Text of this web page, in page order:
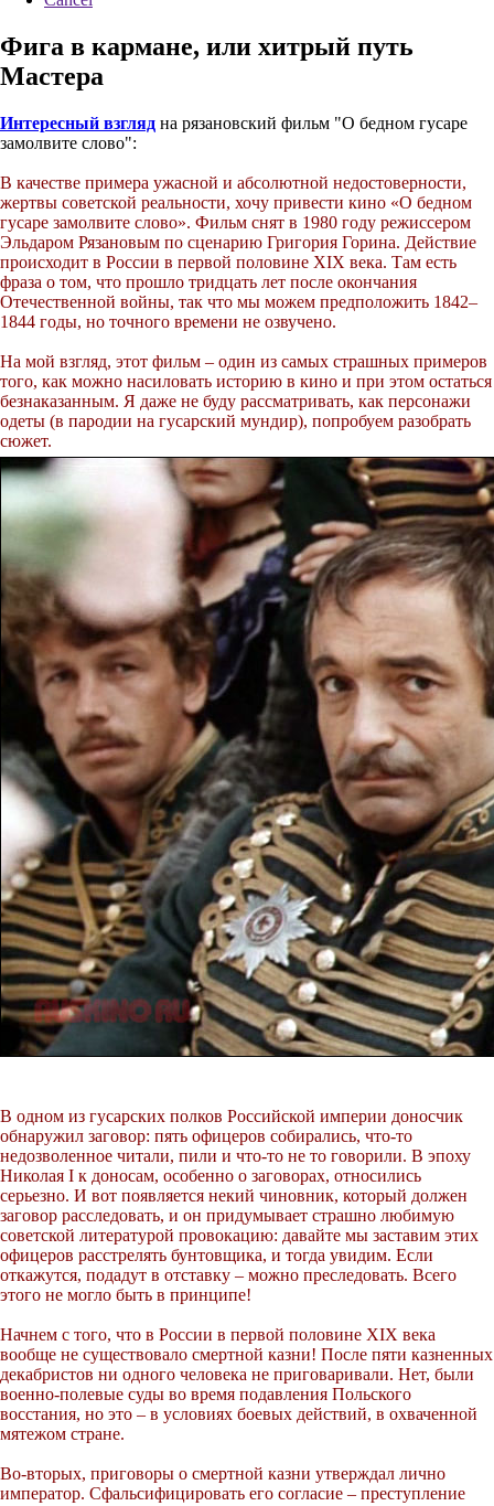
Фига в кармане, или хитрый путь
Мастера
Интересный взгляд на рязановский фильм "О бедном гусаре
замолвите слово":
В качестве примера ужасной и абсолютной недостоверности,
жертвы советской реальности, хочу привести кино «О бедном
гусаре замолвите слово». Фильм снят в 1980 году режиссером
Эльдаром Рязановым по сценарию Григория Горина. Действие
происходит в России в первой половине XIX века. Там есть
фраза о том, что прошло тридцать лет после окончания
Отечественной войны, так что мы можем предположить 1842–
1844 годы, но точного времени не озвучено.
На мой взгляд, этот фильм – один из самых страшных примеров
того, как можно насиловать историю в кино и при этом остаться
безнаказанным. Я даже не буду рассматривать, как персонажи
одеты (в пародии на гусарский мундир), попробуем разобрать
сюжет.
В одном из гусарских полков Российской империи доносчик
обнаружил заговор: пять офицеров собирались, что-то
недозволенное читали, пили и что-то не то говорили. В эпоху
Николая I к доносам, особенно о заговорах, относились
серьезно. И вот появляется некий чиновник, который должен
заговор расследовать, и он придумывает страшно любимую
советской литературой провокацию: давайте мы заставим этих
офицеров расстрелять бунтовщика, и тогда увидим. Если
откажутся, подадут в отставку – можно преследовать. Всего
этого не могло быть в принципе!
Начнем с того, что в России в первой половине XIX века
вообще не существовало смертной казни! После пяти казненных
декабристов ни одного человека не приговаривали. Нет, были
военно-полевые суды во время подавления Польского
восстания, но это – в условиях боевых действий, в охваченной
мятежом стране.
Во-вторых, приговоры о смертной казни утверждал лично
император. Сфальсифицировать его согласие – преступление